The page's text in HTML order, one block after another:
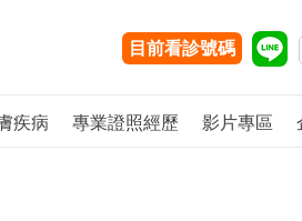
目前看診號碼
疾病 專業證照經歷 影片專區